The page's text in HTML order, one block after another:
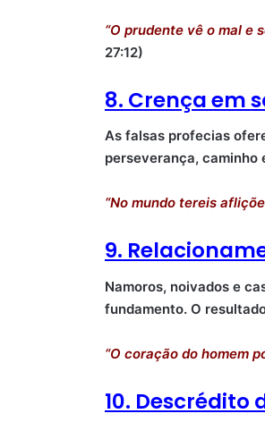
“O prudente vê o mal e
27:12)
8. Crença em
As falsas profecias
perseverança, caminho
“No mundo tereis
9.
Namoros, noivados e
fundamento. O
“O coração do homem
10. Descrédito